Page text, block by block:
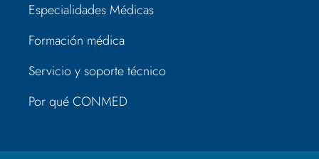
Especialidades Médicas
Formación médica
Servicio y soporte técnico
Por qué CONMED